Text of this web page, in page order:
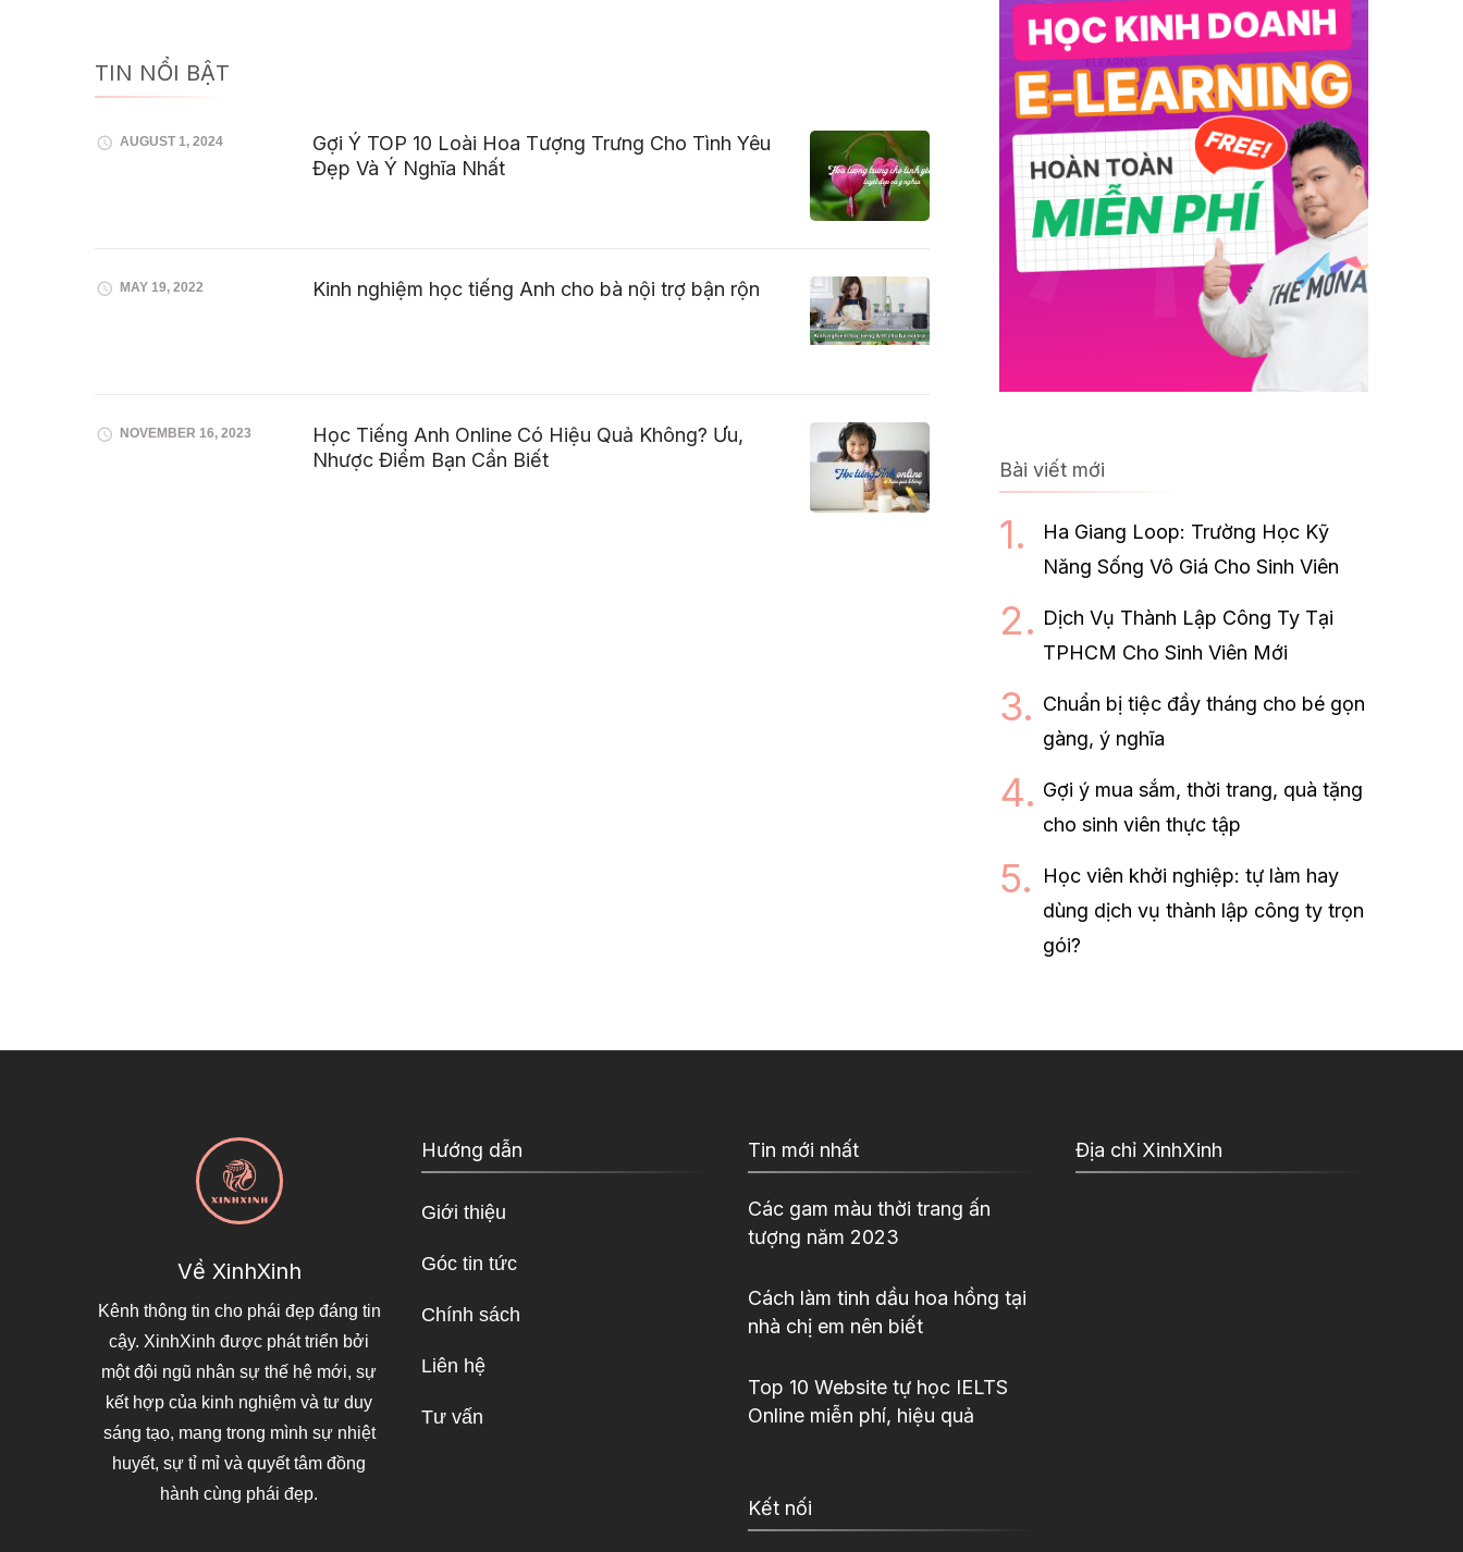
TIN NỔI BẬT
AUGUST 1, 2024
Gợi Ý TOP 10 Loài Hoa Tượng Trưng Cho Tình Yêu
Đẹp Và Ý Nghĩa Nhất
MAY 19, 2022 Kinh nghiệm học tiếng Anh cho bà nội trợ bận rộn
NOVEMBER 16, 2023
Học Tiếng Anh Online Có Hiệu Quả Không? Ưu,
Nhược Điểm Bạn Cần Biết
Bài viết mới
Ha Giang Loop: Trường Học Kỹ
Năng Sống Vô Giá Cho Sinh Viên
Dịch Vụ Thành Lập Công Ty Tại
TPHCM Cho Sinh Viên Mới
Chuẩn bị tiệc đầy tháng cho bé gọn
gàng, ý nghĩa
Gợi ý mua sắm, thời trang, quà tặng
cho sinh viên thực tập
Học viên khởi nghiệp: tự làm hay
dùng dịch vụ thành lập công ty trọn
gói?
Về XinhXinh
Kênh thông tin cho phái đẹp đáng tin
cậy. XinhXinh được phát triển bởi
một đội ngũ nhân sự thế hệ mới, sự
kết hợp của kinh nghiệm và tư duy
sáng tạo, mang trong mình sự nhiệt
huyết, sự tỉ mỉ và quyết tâm đồng
hành cùng phái đẹp.
Hướng dẫn
Giới thiệu
Góc tin tức
Chính sách
Liên hệ
Tư vấn
Tin mới nhất
Các gam màu thời trang ấn
tượng năm 2023
Cách làm tinh dầu hoa hồng tại
nhà chị em nên biết
Top 10 Website tự học IELTS
Online miễn phí, hiệu quả
Kết nối
Địa chỉ XinhXinh